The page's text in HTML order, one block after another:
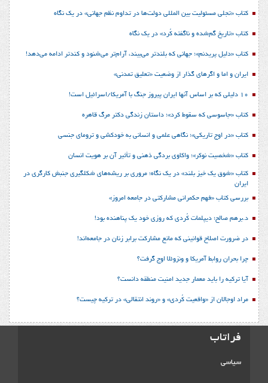
کتاب «تجلی مسئولیت بین المللی دولت‌ها در تداوم نظم جهانی» در یک نگاه
کتاب «تاریخ گم‌شده و ناگفته کُرد» در یک نگاه
کتاب «دلیل پریدنم»؛ جهانی که بلندتر می‌بیند، آرام‌تر می‌شنود و کندتر ادامه می‌دهد!
ایران و اما و اگرهای گذار از وضعیت «تعلیق تمدنی»
10 دلیلی که بر اساس آنها ایران پیروز جنگ با آمریکا/اسرائیل است!
کتاب «جاسوسی که سقوط کرد»؛ داستان زندگی دکتر مرگ قاهره
کتاب «در اوج تاریکی»؛ نگاهی علمی و انسانی به خودکشی و ترومای جنسی
کتاب «شخصیت نوکر»؛ واکاوی بردگی ذهنی و تأثیر آن بر هویت انسان
کتاب «شوق یک خیز بلند» در یک نگاه؛ مروری بر ریشه‌های شکل‎گیری جنبش کارگری در
ایران
بررسی کتاب «فهم حکمرانی مشارکتی در جامعه امروز»
د.برهم صالح؛ دیپلمات کُردی که روزی خود یک پناهنده بود!
در ضرورت اصلاح قوانینی که مانع مشارکت برابر زنان در جامعه‌اند!
چرا بحران روابط آمریکا و ونزوئلا اوج گرفت؟
آیا ترکیه را باید معمار جدید امنیت منطقه دانست؟
مراد اوجالان از «واقعیت کُردی» و «روند انتقالی» در ترکیه چیست؟
فراتاب
سیاسی